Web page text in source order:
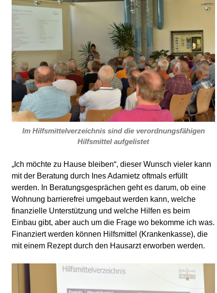
Im Hilfsmittelverzeichnis sind die verordnungsfähigen
Hilfsmittel aufgelistet
„Ich möchte zu Hause bleiben“, dieser Wunsch vieler kann
mit der Beratung durch Ines Adamietz oftmals erfüllt
werden. In Beratungsgesprächen geht es darum, ob eine
Wohnung barrierefrei umgebaut werden kann, welche
finanzielle Unterstützung und welche Hilfen es beim
Einbau gibt, aber auch um die Frage wo bekomme ich was.
Finanziert werden können Hilfsmittel (Krankenkasse), die
mit einem Rezept durch den Hausarzt erworben werden.